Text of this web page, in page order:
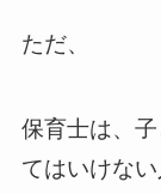
ただ、
保育士は、
てはいけな